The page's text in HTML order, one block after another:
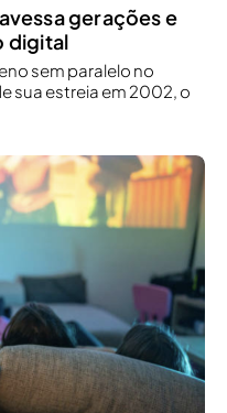
gerações e
digital
sem paralelo no
sua estreia em 2002, o